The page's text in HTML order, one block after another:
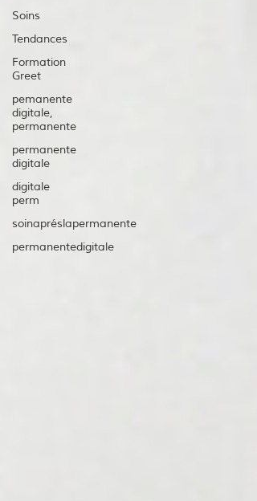
Soins
Tendances
Formation
Greet
pemanente
digitale,
permanente
permanente
digitale
digitale
perm
soinapréslapermanente
permanentedigitale